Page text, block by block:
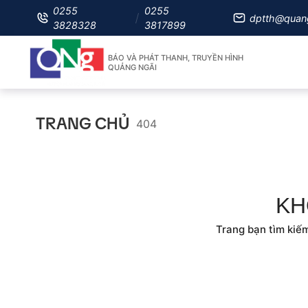
0255
3828328
0255
3817899
BÁO VÀ PHÁT THANH, TRUYỀN HÌNH
QUẢNG NGÃI
TRANG CHỦ 404
Trang bạn tìm